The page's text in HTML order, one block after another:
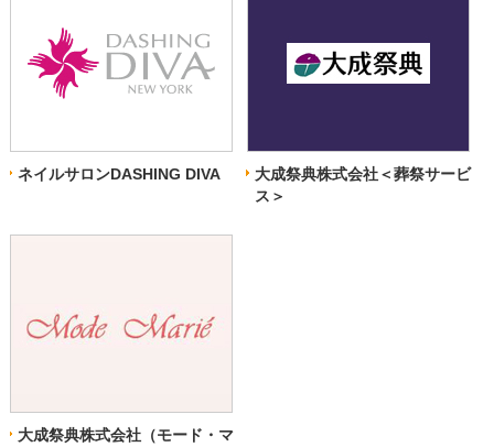
ネイルサロンDASHING DIVA
大成祭典株式会社＜葬祭サービ
ス＞
大成祭典株式会社（モード・マ